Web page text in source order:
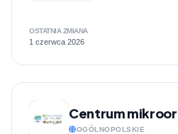
OSTATNIA ZMIANA
1 czerwca 2026
OGÓLNOPOLSKIE